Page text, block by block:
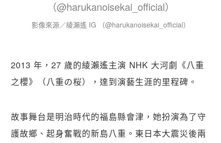
影像來源／綾瀨遙 IG （@harukanoisekai_official）
2013 年，27 歲的綾瀨遙主演 NHK 大河劇《八重
之櫻》（八重の桜），達到演藝生涯的里程碑。
故事舞台是明治時代的福島縣會津，她扮演為了守
護故鄉、起身奮戰的新島八重。東日本大震災後兩